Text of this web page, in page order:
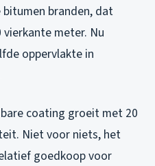
branden, dat
meter. Nu
oppervlakte in
coating groeit met 20
Niet voor niets, het
goedkoop voor